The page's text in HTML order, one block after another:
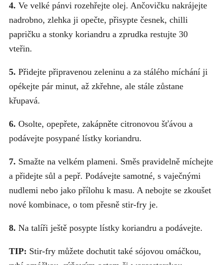
4. Ve velké pánvi rozehřejte olej. Ančovičku nakrájejte
nadrobno, zlehka ji opečte, přisypte česnek, chilli
papričku a stonky koriandru a zprudka restujte 30
vteřin.
5. Přidejte připravenou zeleninu a za stálého míchání ji
opékejte pár minut, až zkřehne, ale stále zůstane
křupavá.
6. Osolte, opepřete, zakápněte citronovou šťávou a
podávejte posypané lístky koriandru.
7. Smažte na velkém plameni. Směs pravidelně míchejte
a přidejte sůl a pepř. Podávejte samotné, s vaječnými
nudlemi nebo jako přílohu k masu. A nebojte se zkoušet
nové kombinace, o tom přesně stir-fry je.
8. Na talíři ještě posypte lístky koriandru a podávejte.
TIP: Stir-fry můžete dochutit také sójovou omáčkou,